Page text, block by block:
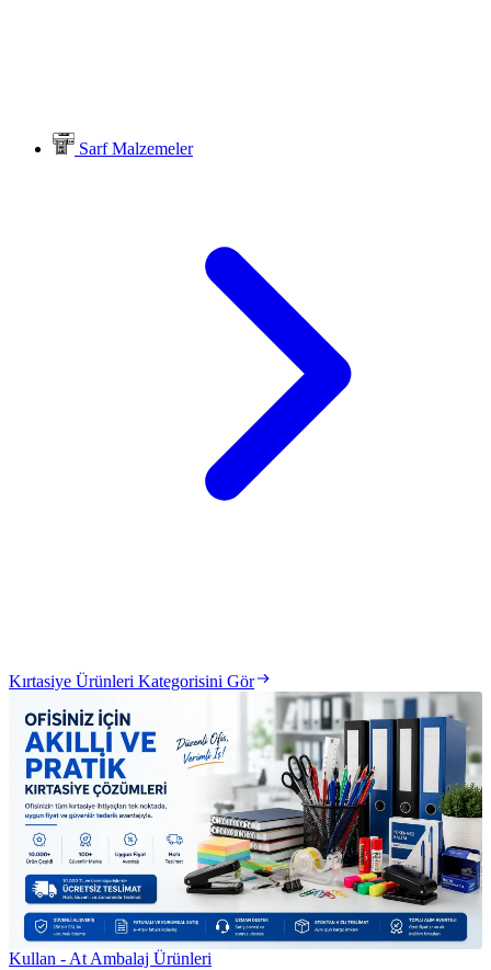
Sarf Malzemeler
Kırtasiye Ürünleri Kategorisini Gör
Kullan - At Ambalaj Ürünleri